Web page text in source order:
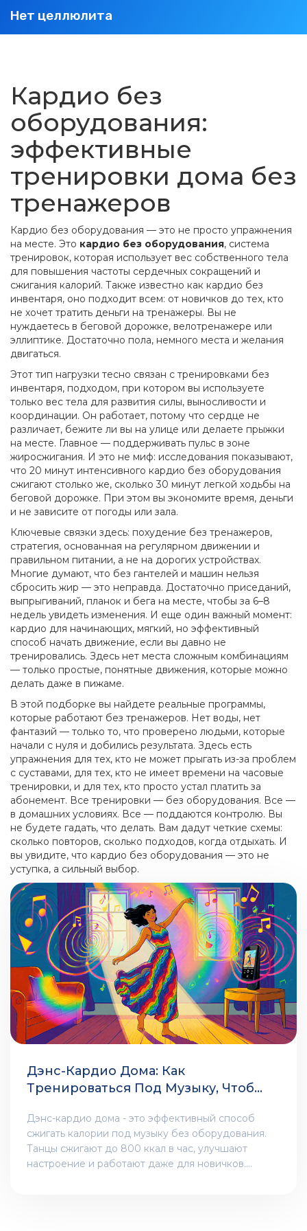
Нет целлюлита
Кардио без
оборудования:
эффективные
тренировки дома без
тренажеров
Кардио без оборудования — это не просто упражнения
на месте. Это кардио без оборудования, система
тренировок, которая использует вес собственного тела
для повышения частоты сердечных сокращений и
сжигания калорий. Также известно как кардио без
инвентаря, оно подходит всем: от новичков до тех, кто
не хочет тратить деньги на тренажеры. Вы не
нуждаетесь в беговой дорожке, велотренажере или
эллиптике. Достаточно пола, немного места и желания
двигаться.
Этот тип нагрузки тесно связан с тренировками без
инвентаря, подходом, при котором вы используете
только вес тела для развития силы, выносливости и
координации. Он работает, потому что сердце не
различает, бежите ли вы на улице или делаете прыжки
на месте. Главное — поддерживать пульс в зоне
жиросжигания. И это не миф: исследования показывают,
что 20 минут интенсивного кардио без оборудования
сжигают столько же, сколько 30 минут легкой ходьбы на
беговой дорожке. При этом вы экономите время, деньги
и не зависите от погоды или зала.
Ключевые связки здесь: похудение без тренажеров,
стратегия, основанная на регулярном движении и
правильном питании, а не на дорогих устройствах.
Многие думают, что без гантелей и машин нельзя
сбросить жир — это неправда. Достаточно приседаний,
выпрыгиваний, планок и бега на месте, чтобы за 6–8
недель увидеть изменения. И еще один важный момент:
кардио для начинающих, мягкий, но эффективный
способ начать движение, если вы давно не
тренировались. Здесь нет места сложным комбинациям
— только простые, понятные движения, которые можно
делать даже в пижаме.
В этой подборке вы найдете реальные программы,
которые работают без тренажеров. Нет воды, нет
фантазий — только то, что проверено людьми, которые
начали с нуля и добились результата. Здесь есть
упражнения для тех, кто не может прыгать из-за проблем
с суставами, для тех, кто не имеет времени на часовые
тренировки, и для тех, кто просто устал платить за
абонемент. Все тренировки — без оборудования. Все —
в домашних условиях. Все — поддаются контролю. Вы
не будете гадать, что делать. Вам дадут четкие схемы:
сколько повторов, сколько подходов, когда отдыхать. И
вы увидите, что кардио без оборудования — это не
уступка, а сильный выбор.
Дэнс-Кардио Дома: Как
Тренироваться Под Музыку, Чтобы
Дэнс-кардио дома - это эффективный способ
сжигать калории под музыку без оборудования.
Танцы сжигают до 800 ккал в час, улучшают
настроение и работают даже для новичков.